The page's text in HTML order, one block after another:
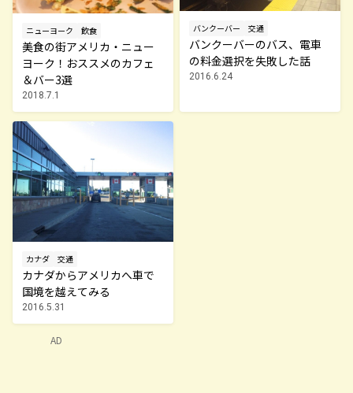
ニューヨーク 飲食
美食の街アメリカ・ニュー
ヨーク！おススメのカフェ
＆バー3選
2018.7.1
バンクーバー 交通
バンクーバーのバス、電車
の料金選択を失敗した話
2016.6.24
カナダ 交通
カナダからアメリカへ車で
国境を越えてみる
2016.5.31
AD